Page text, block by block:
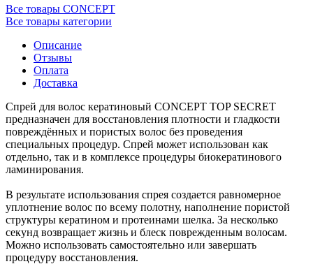
Все товары CONCEPT
Все товары категории
Описание
Отзывы
Оплата
Доставка
Спрей для волос кератиновый CONCEPT TOP SECRET
предназначен для восстановления плотности и гладкости
повреждённых и пористых волос без проведения
специальных процедур. Спрей может использован как
отдельно, так и в комплексе процедуры биокератинового
ламинирования.
В результате использования спрея создается равномерное
уплотнение волос по всему полотну, наполнение пористой
структуры кератином и протеинами шелка. За несколько
секунд возвращает жизнь и блеск поврежденным волосам.
Можно использовать самостоятельно или завершать
процедуру восстановления.